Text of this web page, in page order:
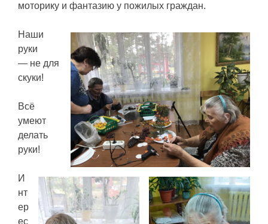
моторику и фантазию у пожилых граждан.
Наши
руки
— не для
скуки!
Всё
умеют
делать
руки!
И
нт
ер
ес